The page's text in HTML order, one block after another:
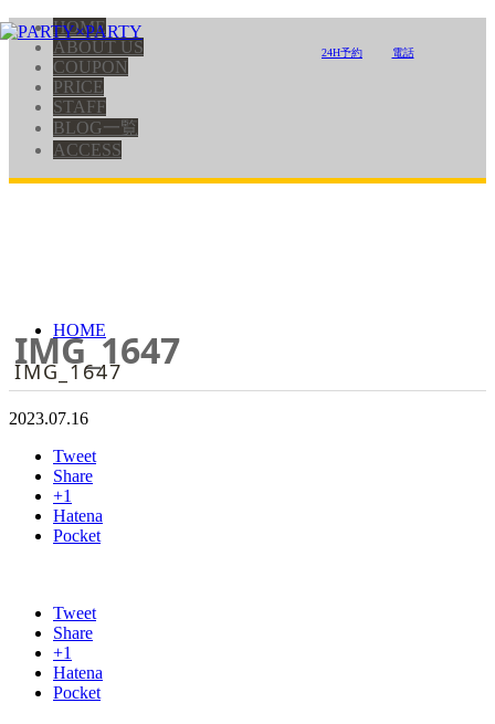
24H予約 電話
HOME
ABOUT US
COUPON
PRICE
STAFF
BLOG一覧
ACCESS
IMG_1647
HOME
IMG_1647
2023.07.16
Tweet
Share
+1
Hatena
Pocket
Tweet
Share
+1
Hatena
Pocket